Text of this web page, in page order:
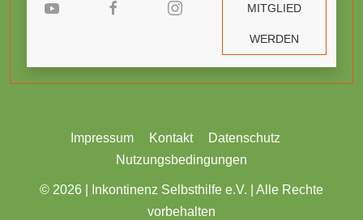
MITGLIED
WERDEN
Impressum Kontakt
Datenschutz
Nutzungsbedingungen
© 2026 |
Inkontinenz Selbsthilfe e.V. | Alle Rechte
vorbehalten